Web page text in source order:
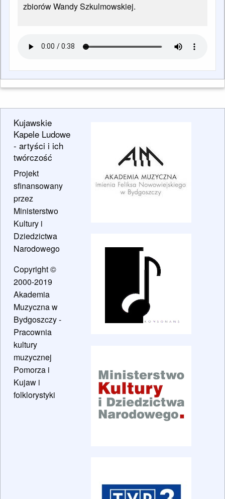
zbiorów Wandy Szkulmowskiej.
Kujawskie
Kapele Ludowe
- artyści i ich
twórczość
Projekt
sfinansowany
przez
Ministerstwo
Kultury i
Dziedzictwa
Narodowego
Copyright ©
2000-2019
Akademia
Muzyczna w
Bydgoszczy -
Pracownia
kultury
muzycznej
Pomorza i
Kujaw i
folklorystyki